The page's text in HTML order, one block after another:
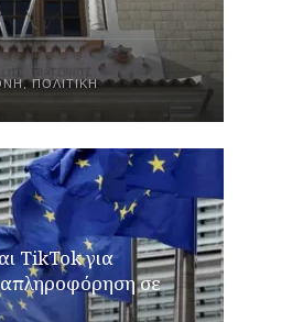
,ΠΟΛΙΤΙΚΉ
TikTok για
σε